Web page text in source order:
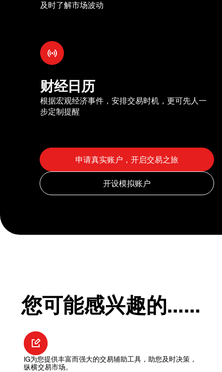
及时了解市场波动
财经日历
根据宏观经济事件，安排交易时机，更可先人一
步定制提醒
您可能感兴趣的……
IG为您提供丰富而强大的交易辅助工具，助您及时决策，
纵横交易市场。